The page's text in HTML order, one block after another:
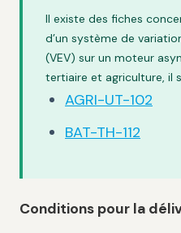
Il existe des fiches
d’un système de
(VEV) sur un moteur
tertiaire et agriculture, il
AGRI-UT-102
BAT-TH-112
Conditions pour la